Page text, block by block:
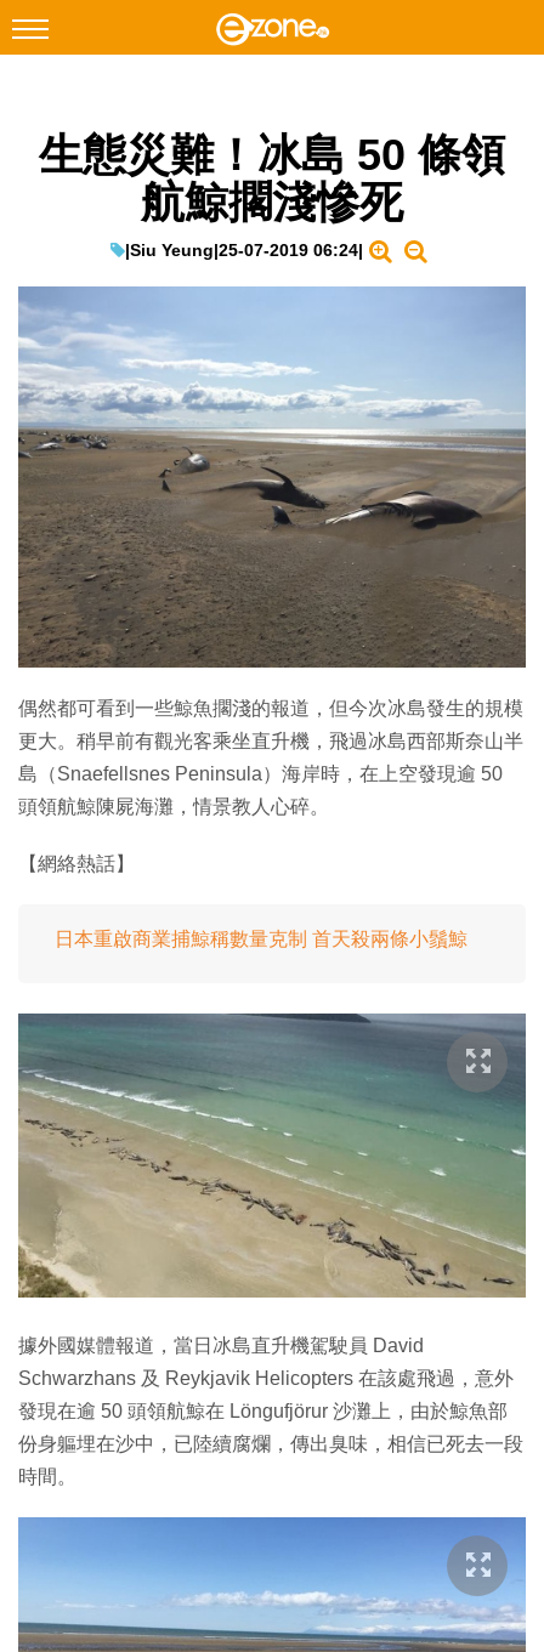
Facebook Instagram
遊戲動漫
教學評測
EduTech
IT Times
生成式AI與雲端應用
Enterprise Digital Transformation
特集
生態災難！冰島 50 條領
航鯨擱淺慘死
|Siu Yeung|25-07-2019 06:24|
偶然都可看到一些鯨魚擱淺的報道，但今次冰島發生的規模
更大。稍早前有觀光客乘坐直升機，飛過冰島西部斯奈山半
島（Snaefellsnes Peninsula）海岸時，在上空發現逾 50
頭領航鯨陳屍海灘，情景教人心碎。
【網絡熱話】
日本重啟商業捕鯨稱數量克制 首天殺兩條小鬚鯨
據外國媒體報道，當日冰島直升機駕駛員 David
Schwarzhans 及 Reykjavik Helicopters 在該處飛過，意外
發現在逾 50 頭領航鯨在 Löngufjörur 沙灘上，由於鯨魚部
份身軀埋在沙中，已陸續腐爛，傳出臭味，相信已死去一段
時間。